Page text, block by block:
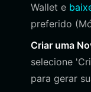
Wallet e
preferido
Criar uma
selecione
para gerar